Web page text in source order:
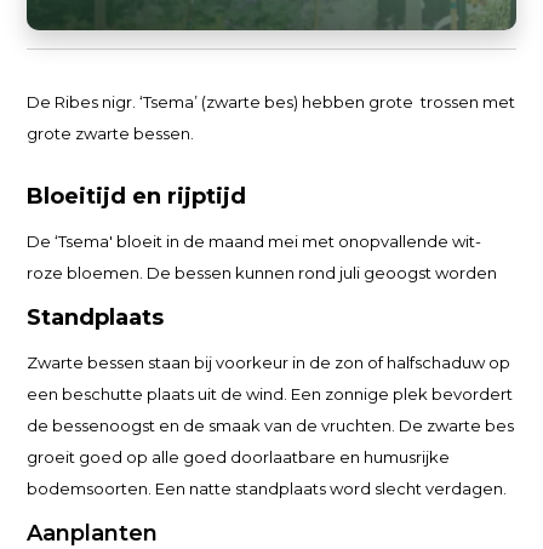
De Ribes nigr. ‘Tsema’ (zwarte bes) hebben grote trossen met
grote zwarte bessen.
Bloeitijd en rijptijd
De ‘Tsema' bloeit in de maand mei met onopvallende wit-
roze bloemen. De bessen kunnen rond juli geoogst worden
Standplaats
Zwarte bessen staan bij voorkeur in de zon of halfschaduw op
een beschutte plaats uit de wind. Een zonnige plek bevordert
de bessenoogst en de smaak van de vruchten. De zwarte bes
groeit goed op alle goed doorlaatbare en humusrijke
bodemsoorten. Een natte standplaats word slecht verdagen.
Aanplanten